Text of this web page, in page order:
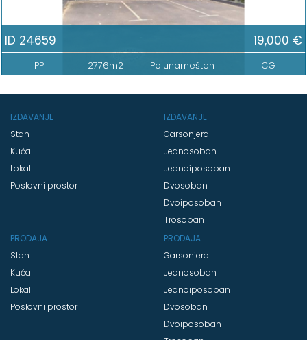
ID 24659 19,000 €
PP 2776m2 Polunamešten CG
IZDAVANJE
Stan
Kuća
Lokal
Poslovni prostor
IZDAVANJE
Garsonjera
Jednosoban
Jednoiposoban
Dvosoban
Dvoiposoban
Trosoban
PRODAJA
Stan
Kuća
Lokal
Poslovni prostor
PRODAJA
Garsonjera
Jednosoban
Jednoiposoban
Dvosoban
Dvoiposoban